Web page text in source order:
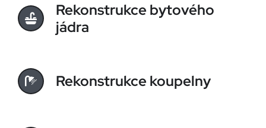
Rekonstrukce bytového
jádra
Rekonstrukce koupelny